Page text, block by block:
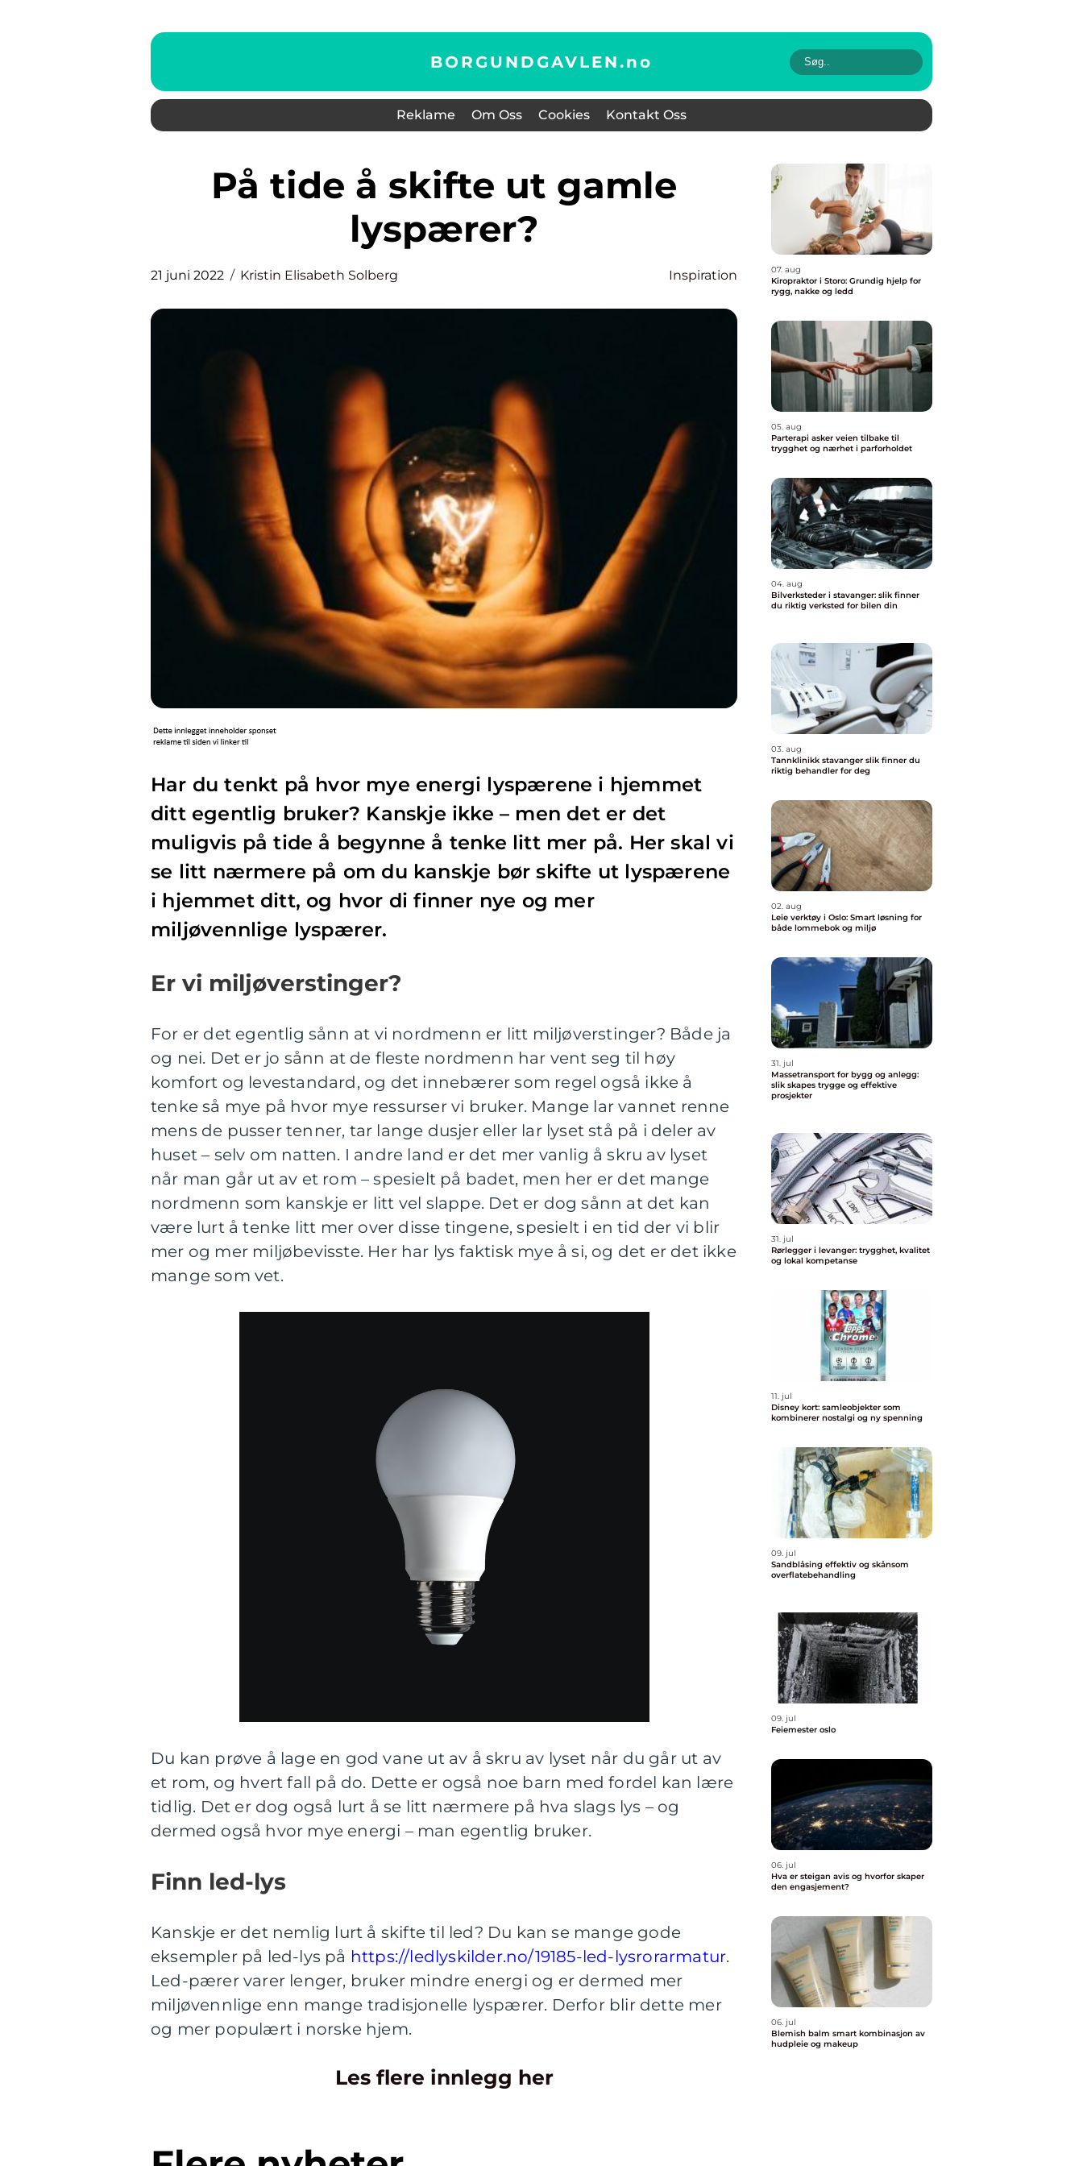
BORGUNDGAVLEN.no
Reklame Om Oss Cookies Kontakt Oss
På tide å skifte ut gamle
lyspærer?
21 juni 2022 Kristin Elisabeth Solberg Inspiration
Har du tenkt på hvor mye energi lyspærene i hjemmet
ditt egentlig bruker? Kanskje ikke – men det er det
muligvis på tide å begynne å tenke litt mer på. Her skal vi
se litt nærmere på om du kanskje bør skifte ut lyspærene
i hjemmet ditt, og hvor di finner nye og mer
miljøvennlige lyspærer.
Er vi miljøverstinger?
For er det egentlig sånn at vi nordmenn er litt miljøverstinger? Både ja
og nei. Det er jo sånn at de fleste nordmenn har vent seg til høy
komfort og levestandard, og det innebærer som regel også ikke å
tenke så mye på hvor mye ressurser vi bruker. Mange lar vannet renne
mens de pusser tenner, tar lange dusjer eller lar lyset stå på i deler av
huset – selv om natten. I andre land er det mer vanlig å skru av lyset
når man går ut av et rom – spesielt på badet, men her er det mange
nordmenn som kanskje er litt vel slappe. Det er dog sånn at det kan
være lurt å tenke litt mer over disse tingene, spesielt i en tid der vi blir
mer og mer miljøbevisste. Her har lys faktisk mye å si, og det er det ikke
mange som vet.
Du kan prøve å lage en god vane ut av å skru av lyset når du går ut av
et rom, og hvert fall på do. Dette er også noe barn med fordel kan lære
tidlig. Det er dog også lurt å se litt nærmere på hva slags lys – og
dermed også hvor mye energi – man egentlig bruker.
Finn led-lys
Kanskje er det nemlig lurt å skifte til led? Du kan se mange gode
eksempler på led-lys på https://ledlyskilder.no/19185-led-lysrorarmatur.
Led-pærer varer lenger, bruker mindre energi og er dermed mer
miljøvennlige enn mange tradisjonelle lyspærer. Derfor blir dette mer
og mer populært i norske hjem.
Les flere innlegg her
07. aug
Kiropraktor i Storo: Grundig hjelp for
rygg, nakke og ledd
05. aug
Parterapi asker veien tilbake til
trygghet og nærhet i parforholdet
04. aug
Bilverksteder i stavanger: slik finner
du riktig verksted for bilen din
03. aug
Tannklinikk stavanger slik finner du
riktig behandler for deg
02. aug
Leie verktøy i Oslo: Smart løsning for
både lommebok og miljø
31. jul
Massetransport for bygg og anlegg:
slik skapes trygge og effektive
prosjekter
31. jul
Rørlegger i levanger: trygghet, kvalitet
og lokal kompetanse
11. jul
Disney kort: samleobjekter som
kombinerer nostalgi og ny spenning
09. jul
Sandblåsing effektiv og skånsom
overflatebehandling
09. jul
Feiemester oslo
06. jul
Hva er steigan avis og hvorfor skaper
den engasjement?
06. jul
Blemish balm smart kombinasjon av
hudpleie og makeup